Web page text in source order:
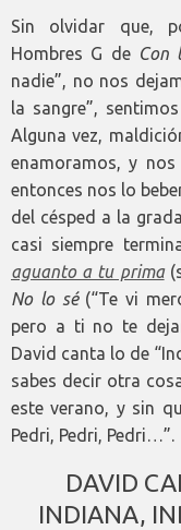
Sin olvidar que,
Hombres G de Con
nadie”, no nos
la sangre”,
Alguna vez,
enamoramos, y
entonces nos lo
del césped a la
casi siempre
aguanto a tu prima
No lo sé (“Te vi
pero a ti no te
David canta lo de
sabes decir otra
este verano, y sin
Pedri, Pedri, Pedri…”.
DAVID
INDIANA,